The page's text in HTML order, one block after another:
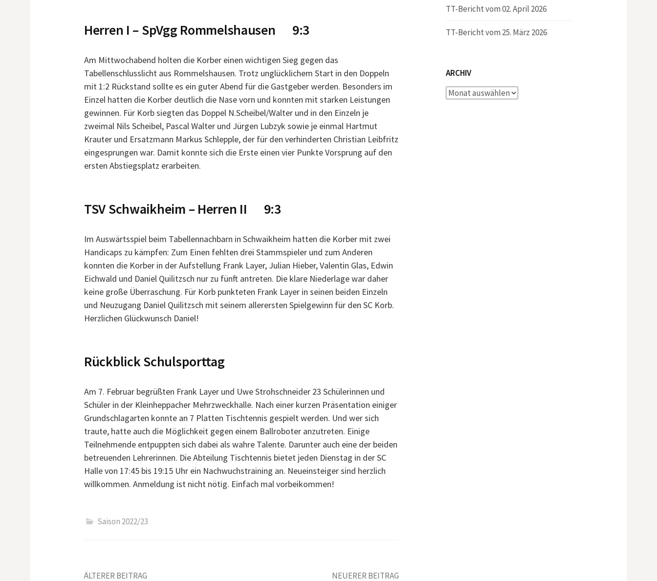
Herren I – SpVgg Rommelshausen 9:3
Am Mittwochabend holten die Korber einen wichtigen Sieg gegen das
Tabellenschlusslicht aus Rommelshausen. Trotz unglücklichem Start in den Doppeln
mit 1:2 Rückstand sollte es ein guter Abend für die Gastgeber werden. Besonders im
Einzel hatten die Korber deutlich die Nase vorn und konnten mit starken Leistungen
gewinnen. Für Korb siegten das Doppel N.Scheibel/Walter und in den Einzeln je
zweimal Nils Scheibel, Pascal Walter und Jürgen Lubzyk sowie je einmal Hartmut
Krauter und Ersatzmann Markus Schlepple, der für den verhinderten Christian Leibfritz
eingesprungen war. Damit konnte sich die Erste einen vier Punkte Vorsprung auf den
ersten Abstiegsplatz erarbeiten.
TSV Schwaikheim – Herren II 9:3
Im Auswärtsspiel beim Tabellennachbarn in Schwaikheim hatten die Korber mit zwei
Handicaps zu kämpfen: Zum Einen fehlten drei Stammspieler und zum Anderen
konnten die Korber in der Aufstellung Frank Layer, Julian Hieber, Valentin Glas, Edwin
Eichwald und Daniel Quilitzsch nur zu fünft antreten. Die klare Niederlage war daher
keine große Überraschung. Für Korb punkteten Frank Layer in seinen beiden Einzeln
und Neuzugang Daniel Quilitzsch mit seinem allerersten Spielgewinn für den SC Korb.
Herzlichen Glückwunsch Daniel!
Rückblick Schulsporttag
Am 7. Februar begrüßten Frank Layer und Uwe Strohschneider 23 Schülerinnen und
Schüler in der Kleinheppacher Mehrzweckhalle. Nach einer kurzen Präsentation einiger
Grundschlagarten konnte an 7 Platten Tischtennis gespielt werden. Und wer sich
traute, hatte auch die Möglichkeit gegen einem Ballroboter anzutreten. Einige
Teilnehmende entpuppten sich dabei als wahre Talente. Darunter auch eine der beiden
betreuenden Lehrerinnen. Die Abteilung Tischtennis bietet jeden Dienstag in der SC
Halle von 17:45 bis 19:15 Uhr ein Nachwuchstraining an. Neueinsteiger sind herzlich
willkommen. Anmeldung ist nicht nötig. Einfach mal vorbeikommen!
Saison 2022/23
ÄLTERER BEITRAG NEUERER BEITRAG
TT-Bericht vom 02. April 2026
TT-Bericht vom 25. März 2026
ARCHIV
Archiv